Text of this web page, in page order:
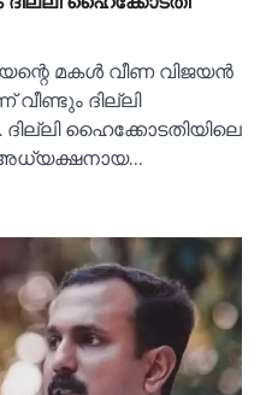
മകള്‍ വീണ വിജയന്‍
വീണ്ടും ദില്ലി
ഹൈക്കോടതിയിലെ
അധ്യക്ഷനായ…